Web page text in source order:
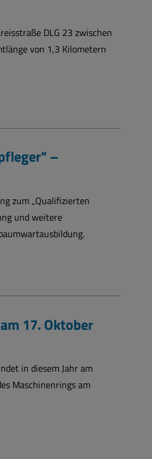
DLG 23 zwischen
von 1,3 Kilometern
–
zum „Qualifizierten
und weitere
17. Oktober
in diesem Jahr am
Maschinenrings am